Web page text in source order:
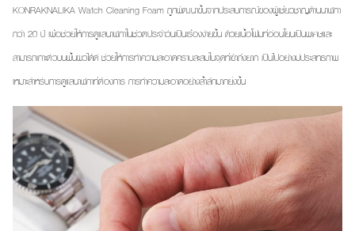
KONRAKNALIKA Watch Cleaning Foam ถูกพัฒนาขึ้นจากประสบการณ์ของผู้เชี่ยวชาญด้านนาฬิกา
กว่า 20 ปี เพื่อช่วยให้การดูแลนาฬิกาในชีวิตประจำวันเป็นเรื่องง่ายขึ้น ด้วยเนื้อโฟมที่อ่อนโยนเป็นพิเศษและ
สามารถเกาะตัวบนพื้นผิวได้ดี ช่วยให้การทำความสะอาดคราบสะสมในจุดที่เข้าถึงยาก เป็นไปอย่างมีประสิทธิภาพ
เหมาะสำหรับการดูแลนาฬิกาที่ต้องการ การทำความสะอาดอย่างล้ำลึกมากยิ่งขึ้น